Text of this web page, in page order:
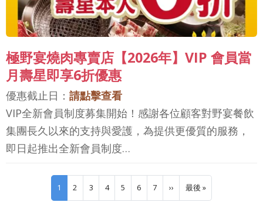
極野宴燒肉專賣店【2026年】VIP 會員當
月壽星即享6折優惠
優惠截止日： 請點擊查看
VIP全新會員制度募集開始！感謝各位顧客對野宴餐飲
集團長久以來的支持與愛護，為提供更優質的服務，
即日起推出全新會員制度…
Pagination
1 2 3 4 5 6 7 ››下一頁最後 »Last page